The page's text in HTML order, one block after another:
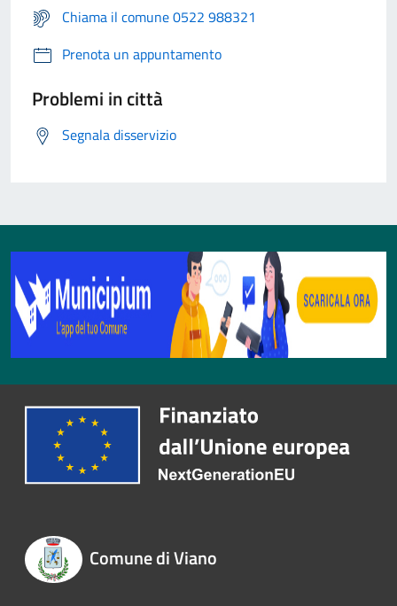
Chiama il comune 0522 988321
Prenota un appuntamento
Problemi in città
Segnala disservizio
Comune di Viano